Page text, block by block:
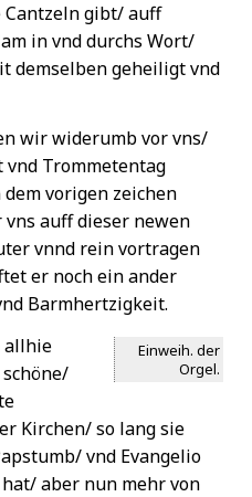
gibt/ auff
in vnd durchs Wort/
demselben geheiligt vnd
wir widerumb vor vns/
vnd Trommetentag
vorigen zeichen
auff dieser newen
vnnd rein vortragen
er noch ein ander
Barmhertzigkeit.
Einweih. der
Orgel.
allhie
Kirchen/ so lang sie
vnd Evangelio
aber nun mehr von